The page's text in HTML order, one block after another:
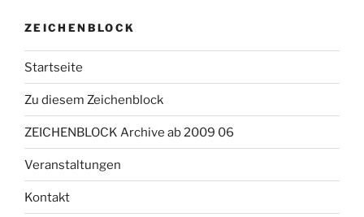
ZEICHENBLOCK
Startseite
Zu diesem Zeichenblock
ZEICHENBLOCK Archive ab 2009 06
Veranstaltungen
Kontakt